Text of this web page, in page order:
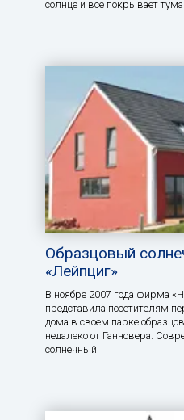
солнце и все покрывает
Образцовый
«Лейпциг»
В ноябре 2007 года фирма
представила посетителям
дома в своем парке
недалеко от Ганновера.
солнечный